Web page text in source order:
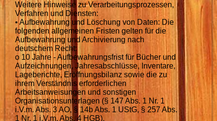
Weitere Hinweise zu Verarbeitungsprozessen,
Verfahren und Diensten:
• Aufbewahrung und Löschung von Daten: Die
folgenden allgemeinen Fristen gelten für die
Aufbewahrung und Archivierung nach
deutschem Recht:
o 10 Jahre - Aufbewahrungsfrist für Bücher und
Aufzeichnungen, Jahresabschlüsse, Inventare,
Lageberichte, Eröffnungsbilanz sowie die zu
ihrem Verständnis erforderlichen
Arbeitsanweisungen und sonstigen
Organisationsunterlagen (§ 147 Abs. 1 Nr. 1
i.V.m. Abs. 3 AO, § 14b Abs. 1 UStG, § 257 Abs.
1 Nr. 1 i.V.m. Abs. 4 HGB).